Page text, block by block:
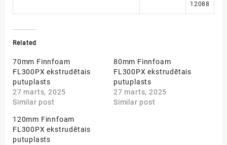
12088
Related
70mm Finnfoam
FL300PX ekstrudētais
putuplasts
27 marts, 2025
Similar post
80mm Finnfoam
FL300PX ekstrudētais
putuplasts
27 marts, 2025
Similar post
120mm Finnfoam
FL300PX ekstrudētais
putuplasts